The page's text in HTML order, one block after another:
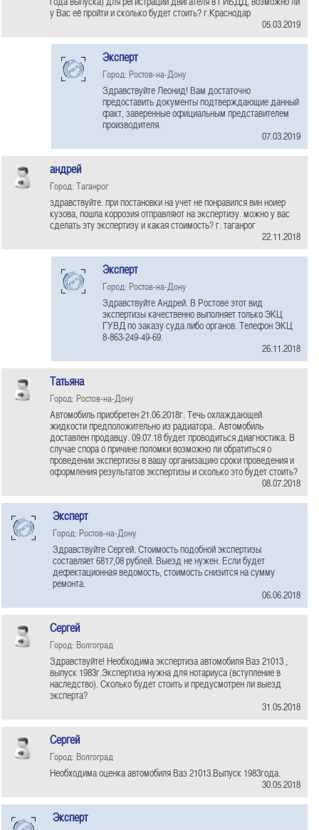
у Вас её пройти и сколько будет стоить? г.Краснодар
05.03.2019
Эксперт
Город: Ростов-на-Дону
Здравствуйте Леонид! Вам достаточно
предоставить документы подтверждающие данный
факт, заверенные официальным представителем
производителя.
07.03.2019
андрей
Город: Таганрог
здравствуйте. при постановки на учет не понравился вин ноиер
кузова, пошла коррозия отправляют на экспертизу. можно у вас
сделать эту экспертизу и какая стоимость? г. таганрог
22.11.2018
Эксперт
Город: Ростов-на-Дону
Здравствуйте Андрей. В Ростове этот вид
экспертизы качественно выполняет только ЭКЦ
ГУВД по заказу суда либо органов. Телефон ЭКЦ
8-863-249-49-69.
26.11.2018
Татьяна
Город: Ростов-на-Дону
Автомобиль приобретен 21.06.2018г. Течь охлаждающей
жидкости предположительно из радиатора.. Автомобиль
доставлен продавцу. 09.07.18 будет проводиться диагностика. В
случае спора о причине поломки возможно ли обратиться о
проведении экспертизы в вашу организацию сроки проведения и
оформления результатов экспертизы и сколько это будет стоить?
08.07.2018
Эксперт
Город: Ростов-на-Дону
Здравствуйте Сергей. Стоимость подобной экспертизы
составляет 6817,08 рублей. Выезд не нужен. Если будет
дефектационная ведомость, стоимость снизится на сумму
ремонта.
06.06.2018
Сергей
Город: Волгоград
Здравствуйте! Необходима экспертиза автомобиля Ваз 21013 ,
выпуск 1983г.Экспертиза нужна для нотариуса (вступление в
наследство). Сколько будет стоить и предусмотрен ли выезд
эксперта?
31.05.2018
Сергей
Город: Волгоград
Необходима оценка автомобиля Ваз 21013.Выпуск 1983года.
30.05.2018
Эксперт